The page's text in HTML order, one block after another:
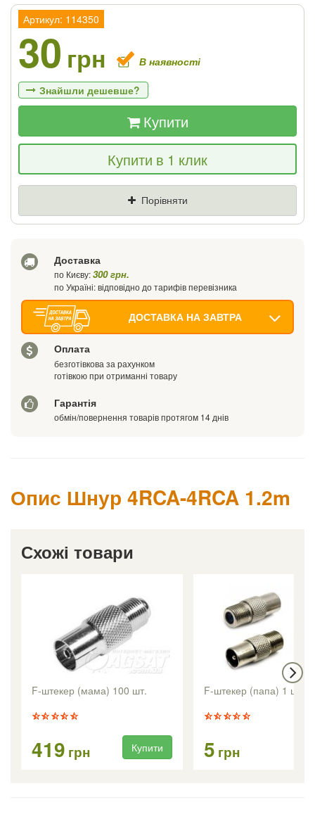
Артикул: 114350
30 грн В наявності
Знайшли дешевше?
Якщо Ви знайдете товар дешевше - ми
знизимо ціну і подаруємо % від різниці
Купити
Купити в 1 клик
Порівняти
Доставка
по Києву:300 грн.
по Україні: відповідно до тарифів перевізника
ДОСТАВКА НА ЗАВТРА
Оплата
безготівкова за рахунком
готівкою при отриманні товару
Гарантія
обмін/повернення товарів протягом 14 днів
Опис Шнур 4RCA-4RCA 1.2m
Схожі товари
F-штекер (мама) 100 шт.
419 грн Купити
F-штекер (папа) 1 шт.
5 грн